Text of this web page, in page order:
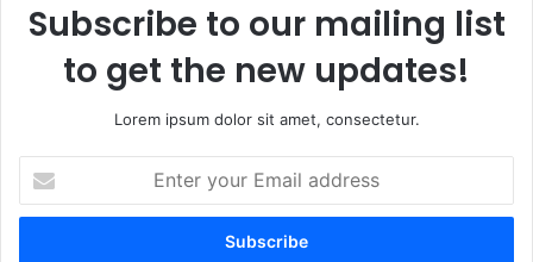
Subscribe to our mailing list
to get the new updates!
Lorem ipsum dolor sit amet, consectetur.
your
Email